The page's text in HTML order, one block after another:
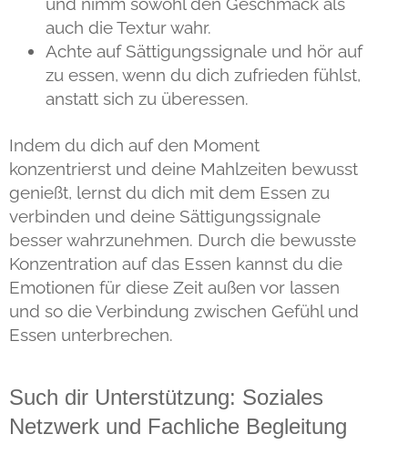
und nimm sowohl den Geschmack als
auch die Textur wahr.
Achte auf Sättigungssignale und hör auf
zu essen, wenn du dich zufrieden fühlst,
anstatt sich zu überessen.
Indem du dich auf den Moment
konzentrierst und deine Mahlzeiten bewusst
genießt, lernst du dich mit dem Essen zu
verbinden und deine Sättigungssignale
besser wahrzunehmen. Durch die bewusste
Konzentration auf das Essen kannst du die
Emotionen für diese Zeit außen vor lassen
und so die Verbindung zwischen Gefühl und
Essen unterbrechen.
Such dir Unterstützung: Soziales
Netzwerk und Fachliche Begleitung